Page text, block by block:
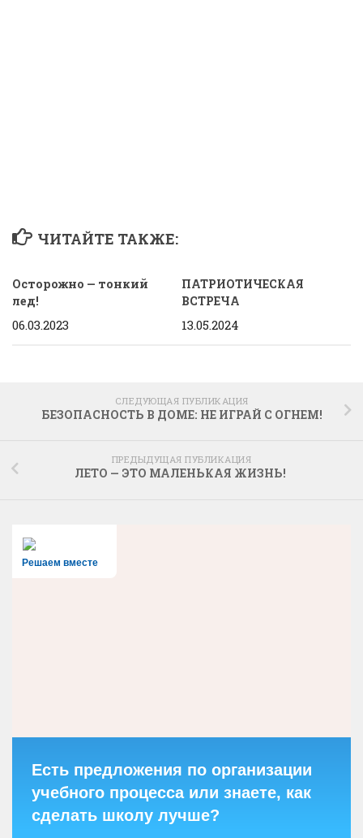
ЧИТАЙТЕ ТАКЖЕ:
Осторожно — тонкий
лед!
06.03.2023
ПАТРИОТИЧЕСКАЯ
ВСТРЕЧА
13.05.2024
СЛЕДУЮЩАЯ ПУБЛИКАЦИЯ
БЕЗОПАСНОСТЬ В ДОМЕ: НЕ ИГРАЙ С ОГНЕМ!
ПРЕДЫДУЩАЯ ПУБЛИКАЦИЯ
ЛЕТО — ЭТО МАЛЕНЬКАЯ ЖИЗНЬ!
Решаем вместе
Есть предложения по организации
учебного процесса или знаете, как
сделать школу лучше?